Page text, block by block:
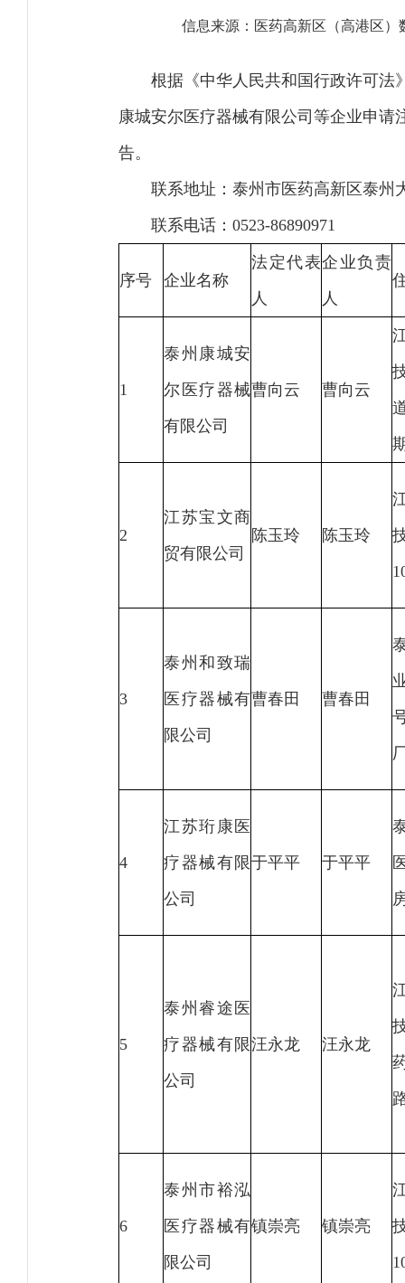
信息来源：医药高新区（高港区）
根据《中华人民共和国行政许可法
康城安尔医疗器械有限公司等企业申
告。
联系地址：泰州市医药高新区泰州
联系电话：0523-86890971
序号 企业名称
法定代表
人
企业负责
人
1
泰州康城安
尔医疗器械
有限公司
曹向云 曹向云
2
江苏宝文商
贸有限公司
陈玉玲 陈玉玲
3
泰州和致瑞
医疗器械有
限公司
曹春田 曹春田
4
江苏珩康医
疗器械有限
公司
于平平 于平平
5
泰州睿途医
疗器械有限
公司
汪永龙 汪永龙
6
泰州市裕泓
医疗器械有
限公司
镇崇亮 镇崇亮